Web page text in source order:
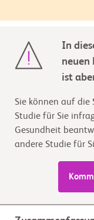
In
neuen
ist
Sie können auf die
Studie für Sie
Gesundheit
andere Studie für